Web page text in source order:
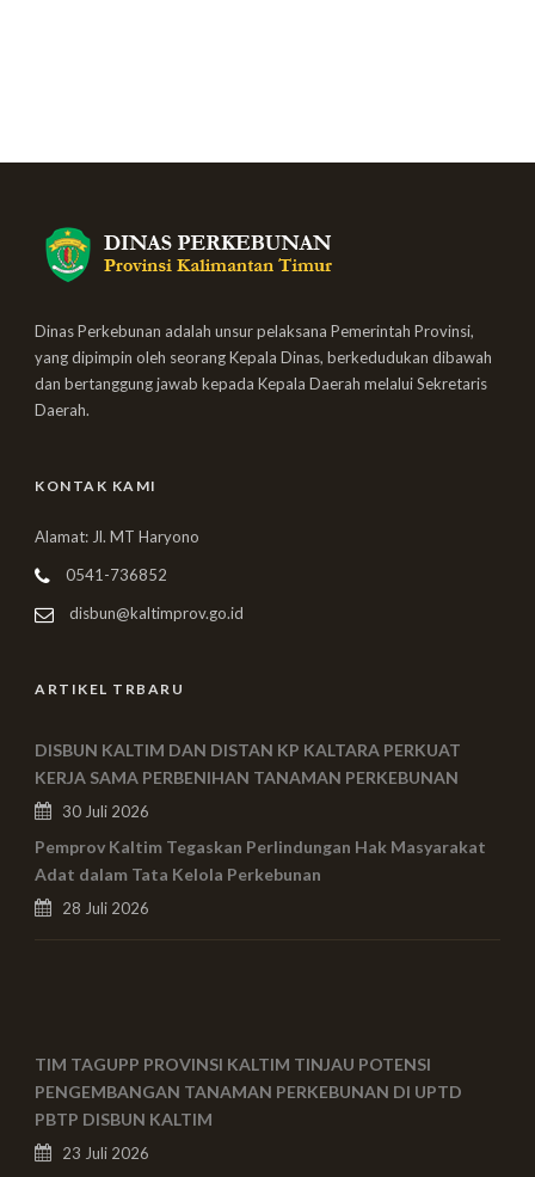
Dinas Perkebunan adalah unsur pelaksana Pemerintah Provinsi,
yang dipimpin oleh seorang Kepala Dinas, berkedudukan dibawah
dan bertanggung jawab kepada Kepala Daerah melalui Sekretaris
Daerah.
KONTAK KAMI
Alamat: Jl. MT Haryono
0541-736852
disbun@kaltimprov.go.id
ARTIKEL TRBARU
DISBUN KALTIM DAN DISTAN KP KALTARA PERKUAT
KERJA SAMA PERBENIHAN TANAMAN PERKEBUNAN
30 Juli 2026
Pemprov Kaltim Tegaskan Perlindungan Hak Masyarakat
Adat dalam Tata Kelola Perkebunan
28 Juli 2026
TIM TAGUPP PROVINSI KALTIM TINJAU POTENSI
PENGEMBANGAN TANAMAN PERKEBUNAN DI UPTD
PBTP DISBUN KALTIM
23 Juli 2026